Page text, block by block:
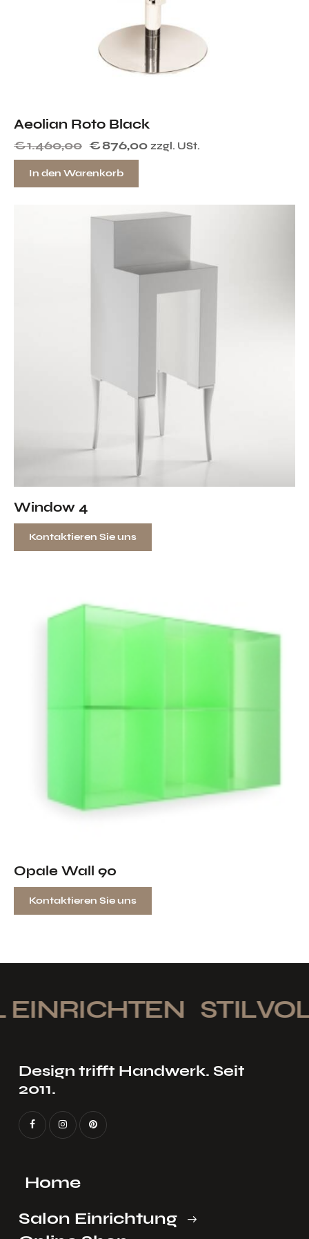
Aeolian Roto Black
€1.460,00 €876,00 zzgl. USt.
In den Warenkorb
Window 4
Kontaktieren Sie uns
Opale Wall 90
Kontaktieren Sie uns
Design trifft Handwerk. Seit
2011.
Home
Salon Einrichtung